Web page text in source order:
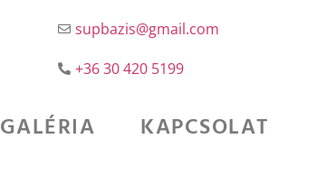
supbazis@gmail.com
+36 30 420 5199
GALÉRIA KAPCSOLAT